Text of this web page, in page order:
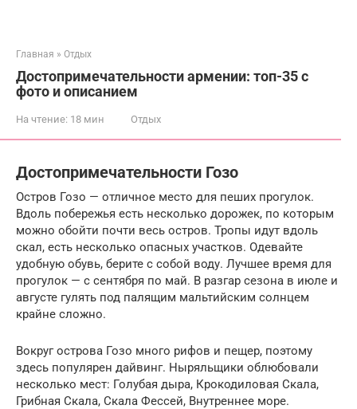
Главная » Отдых
Достопримечательности армении: топ-35 с
фото и описанием
На чтение: 18 мин Отдых
Достопримечательности Гозо
Остров Гозо — отличное место для пеших прогулок.
Вдоль побережья есть несколько дорожек, по которым
можно обойти почти весь остров. Тропы идут вдоль
скал, есть несколько опасных участков. Одевайте
удобную обувь, берите с собой воду. Лучшее время для
прогулок — с сентября по май. В разгар сезона в июле и
августе гулять под палящим мальтийским солнцем
крайне сложно.
Вокруг острова Гозо много рифов и пещер, поэтому
здесь популярен дайвинг. Ныряльщики облюбовали
несколько мест: Голубая дыра, Крокодиловая Скала,
Грибная Скала, Скала Фессей, Внутреннее море.